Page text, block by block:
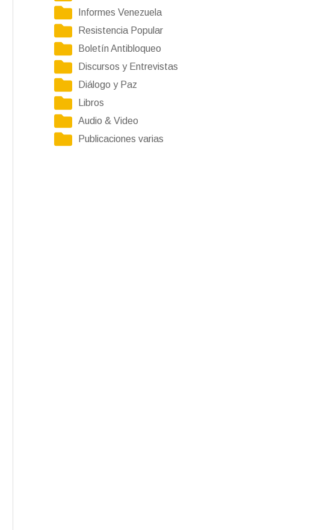
Informes Venezuela
Resistencia Popular
Boletín Antibloqueo
Discursos y Entrevistas
Diálogo y Paz
Libros
Audio & Video
Publicaciones varias